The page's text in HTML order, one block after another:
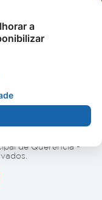
Ciência e
Rodagens
de Querência -
a